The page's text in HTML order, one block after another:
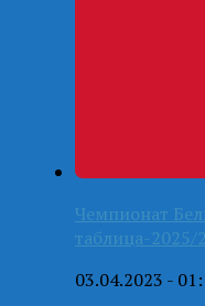
Чемпионат
таблица-2025/
03.04.2023 -